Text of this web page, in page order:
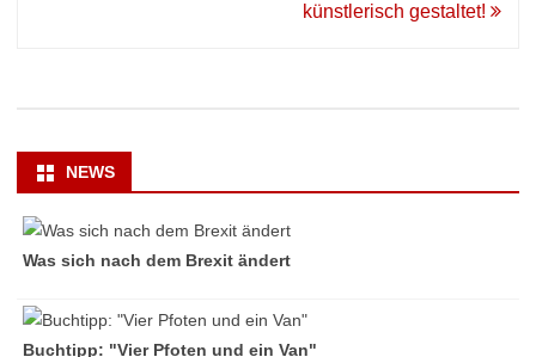
künstlerisch gestaltet!
NEWS
Was sich nach dem Brexit ändert
Buchtipp: "Vier Pfoten und ein Van"